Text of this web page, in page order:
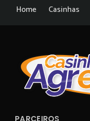
Home Casinhas
PARCEIROS